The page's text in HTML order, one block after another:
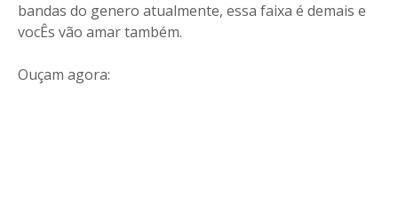
bandas do genero atualmente, essa faixa é demais e
vocÊs vão amar também.
Ouçam agora: